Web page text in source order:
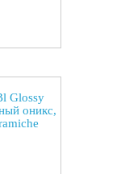
Glossy
оникс,